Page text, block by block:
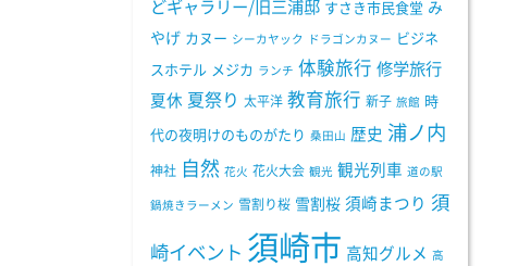
どギャラリー/旧三浦邸 すさき市民食堂 み
やげ カヌー シーカヤック ドラゴンカヌー ビジネ
スホテル メジカ ランチ 体験旅行 修学旅行
夏休 夏祭り 太平洋 教育旅行 新子 旅館 時
代の夜明けのものがたり 桑田山 歴史 浦ノ内
神社 自然 花火 花火大会 観光 観光列車 道の駅
鍋焼きラーメン 雪割り桜 雪割桜 須崎まつり 須
崎イベント 須崎市 高知グルメ 高